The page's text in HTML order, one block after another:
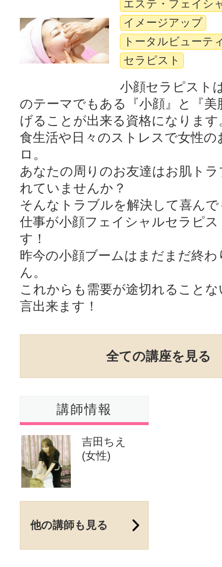
エステ・フェイシ
イメージアップ
トータルビューテ
セラピスト
小顔セラピスト
のテーマでもある『小顔』と『美
げることが出来る資格になります
食生活や日々のストレスで女性
ロ。
あなたの周りのお友達はお肌ト
れていませんか？
そんなトラブルを解決して喜ん
仕事が小顔フェイシャルセラピ
す！
昨今の小顔ブームはまだまだ終
ん。
これからも需要が途切れること
言出来ます！
全ての講座を見る
講師情報
吉田ちえ
(女性)
他の講師も見る